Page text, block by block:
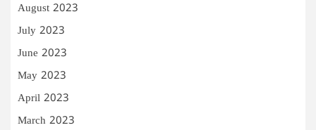
August 2023
July 2023
June 2023
May 2023
April 2023
March 2023